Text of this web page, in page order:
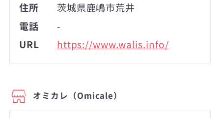
住所
茨城県鹿嶋市荒井
電話
-
URL
https://www.walis.info/
オミカレ（Omicale）